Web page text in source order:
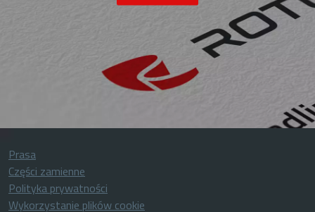
Prasa
Części zamienne
Polityka prywatności
Wykorzystanie plików cookie